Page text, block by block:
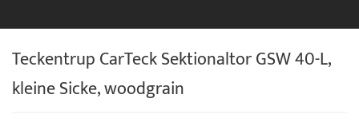
Teckentrup CarTeck Sektionaltor GSW 40-L,
kleine Sicke, woodgrain